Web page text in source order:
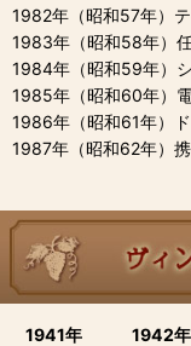
1982年（昭和57年）
1983年（昭和58年）
1984年（昭和59年）
1985年（昭和60年）
1986年（昭和61年）
1987年（昭和62年）
1941年 1942年